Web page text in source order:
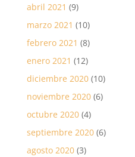
abril 2021 (9)
marzo 2021 (10)
febrero 2021 (8)
enero 2021 (12)
diciembre 2020(10)
noviembre 2020(6)
octubre 2020(4)
septiembre 2020(6)
agosto 2020(3)